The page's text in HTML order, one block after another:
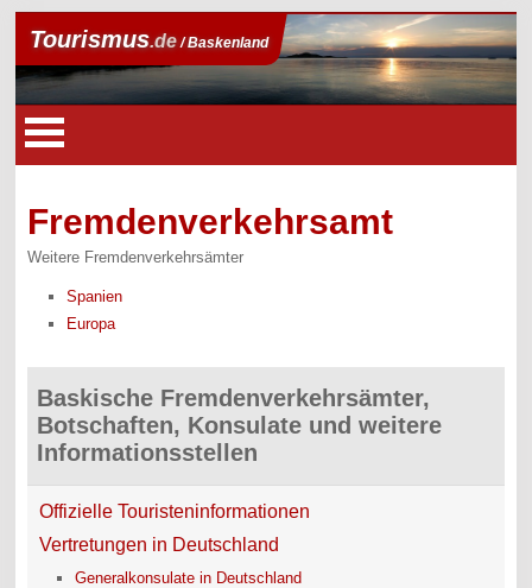
Tourismus.de/ Baskenland
Fremdenverkehrsamt
Weitere Fremdenverkehrsämter
Spanien
Europa
Baskische Fremdenverkehrsämter,
Botschaften, Konsulate und weitere
Informationsstellen
Offizielle Touristeninformationen
Vertretungen in Deutschland
Generalkonsulate in Deutschland